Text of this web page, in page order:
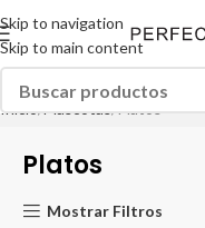
Skip to navigation
Skip to main content
Inicio Mascotas Platos
Platos
Mostrar Filtros